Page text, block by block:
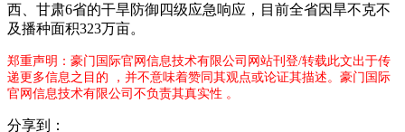
西、甘肃6省的干旱防御四级应急响应，目前全省因旱不克不
及播种面积323万亩。
郑重声明：豪门国际官网信息技术有限公司网站刊登/转载此文出于传
递更多信息之目的 ，并不意味着赞同其观点或论证其描述。豪门国际
官网信息技术有限公司不负责其真实性 。
分享到：